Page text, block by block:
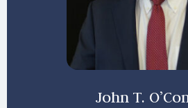
John T.